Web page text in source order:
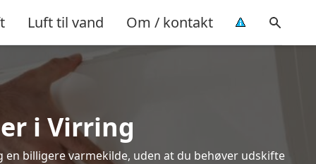
Luft til vand Om / kontakt
i Virring
billigere varmekilde, uden at du behøver udskifte